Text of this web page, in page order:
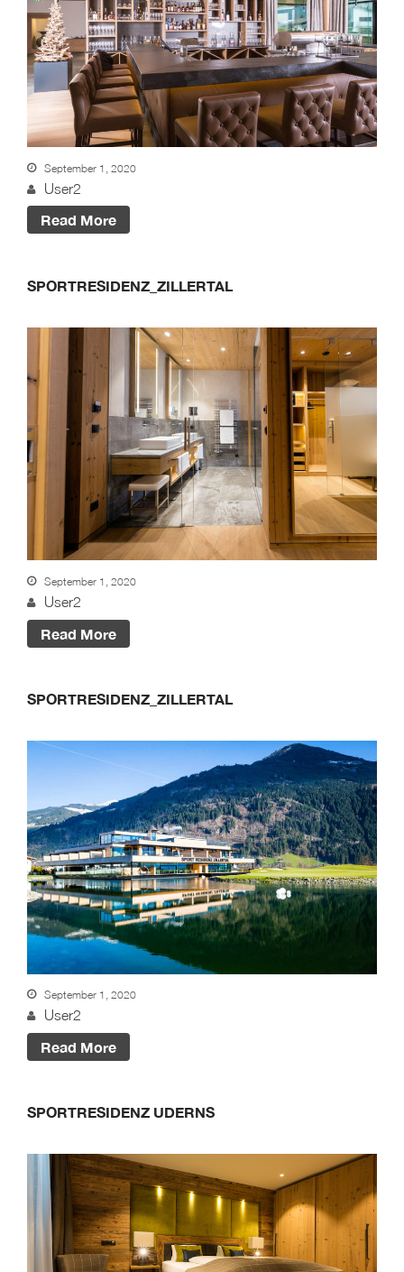
einzigartige Projekte
BLOG #21 – Nothegger
Living: Holz als Herzstück
des Designs
BLOG #20 – Nothegger
Living: Die Kunst des
Hotelinterieurs
September 1, 2020
User2
Read More
SPORTRESIDENZ_ZILLERTAL
September 1, 2020
User2
Read More
SPORTRESIDENZ_ZILLERTAL
September 1, 2020
User2
Read More
SPORTRESIDENZ UDERNS